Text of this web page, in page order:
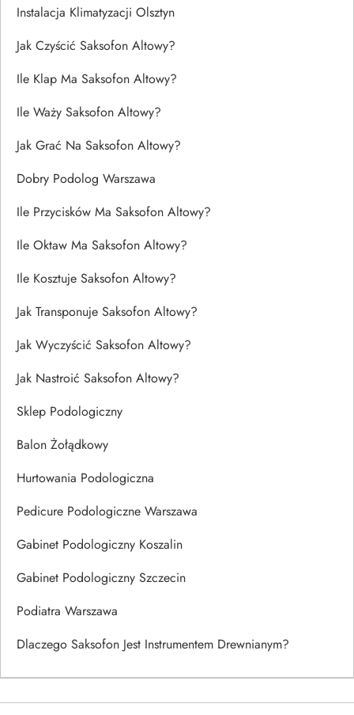
Instalacja Klimatyzacji Olsztyn
Jak Czyścić Saksofon Altowy?
Ile Klap Ma Saksofon Altowy?
Ile Waży Saksofon Altowy?
Jak Grać Na Saksofon Altowy?
Dobry Podolog Warszawa
Ile Przycisków Ma Saksofon Altowy?
Ile Oktaw Ma Saksofon Altowy?
Ile Kosztuje Saksofon Altowy?
Jak Transponuje Saksofon Altowy?
Jak Wyczyścić Saksofon Altowy?
Jak Nastroić Saksofon Altowy?
Sklep Podologiczny
Balon Żołądkowy
Hurtowania Podologiczna
Pedicure Podologiczne Warszawa
Gabinet Podologiczny Koszalin
Gabinet Podologiczny Szczecin
Podiatra Warszawa
Dlaczego Saksofon Jest Instrumentem Drewnianym?